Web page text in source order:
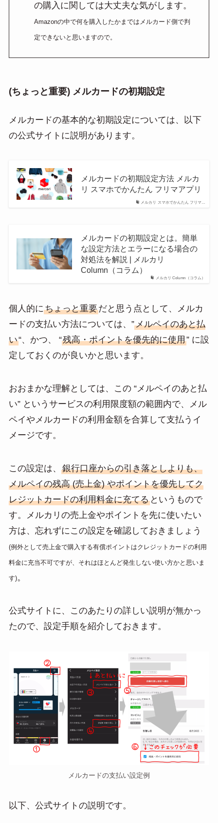
の購入に関しては大丈夫な気がします。
Amazonの中で何を購入したかまではメルカード側で判
定できないと思いますので。
(ちょっと重要) メルカードの初期設定
メルカードの基本的な初期設定については、以下
の公式サイトに説明があります。
メルカリ スマホでかんたん フリマ…
メルカードの初期設定方法 メルカ
リ スマホでかんたん フリマアプリ
メルカリ Column（コラム）
メルカードの初期設定とは。簡単
な設定方法とエラーになる場合の
対処法を解説 | メルカリ
Column（コラム）
個人的にちょっと重要だと思う点として、メルカ
ードの支払い方法については、”メルペイのあと払
い“、かつ、 “残高・ポイントを優先的に使用” に設
定しておくのが良いかと思います。
おおまかな理解としては、この “メルペイのあと払
い” というサービスの利用限度額の範囲内で、メル
ペイやメルカードの利用金額を合算して支払うイ
メージです。
この設定は、 銀行口座からの引き落としよりも、
メルペイの残高 (売上金) やポイントを優先してク
レジットカードの利用料金に充てるというもので
す。メルカリの売上金やポイントを先に使いたい
方は、忘れずにこの設定を確認しておきましょう
(例外として売上金で購入する有償ポイントはクレジットカードの利用
料金に充当不可ですが、それはほとんど発生しない使い方かと思いま
す)。
公式サイトに、このあたりの詳しい説明が無かっ
たので、設定手順を紹介しておきます。
メルカードの支払い設定例
以下、公式サイトの説明です。